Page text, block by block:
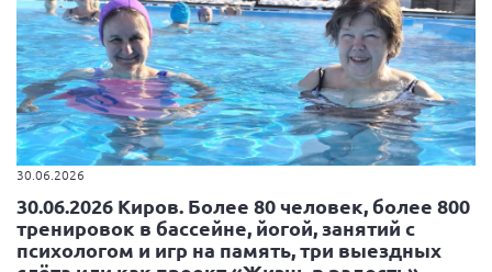
30.06.2026
30.06.2026 Киров. Более 80 человек, более 800
тренировок в бассейне, йогой, занятий с
психологом и игр на память, три выездных